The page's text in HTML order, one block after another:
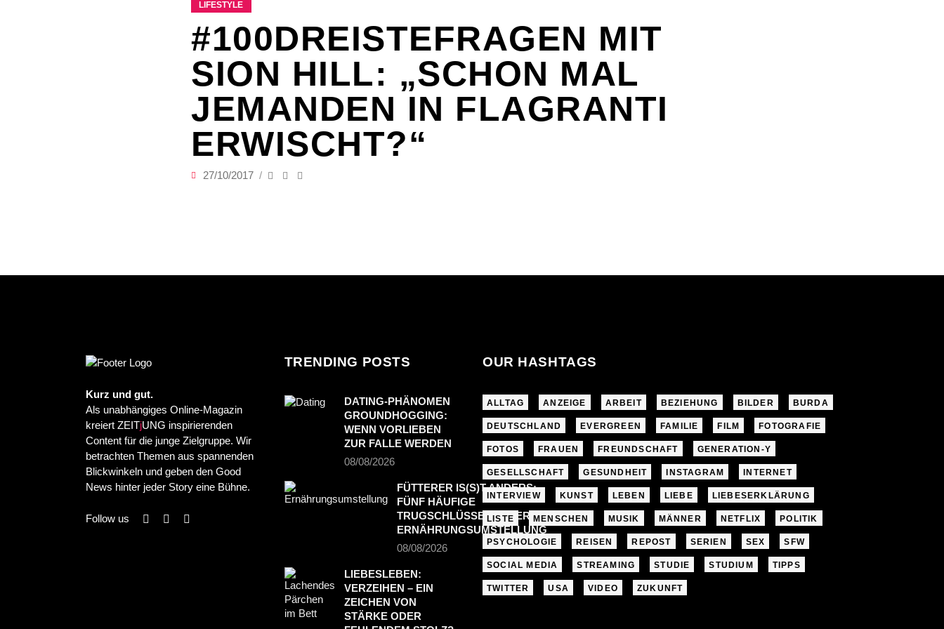
LIFESTYLE
#100DREISTEFRAGEN MIT
SION HILL: „SCHON MAL
JEMANDEN IN FLAGRANTI
ERWISCHT?“
27/10/2017
Kurz und gut.
Als unabhängiges Online-Magazin
kreiert ZEITjUNG inspirierenden
Content für die junge Zielgruppe. Wir
betrachten Themen aus spannenden
Blickwinkeln und geben den Good
News hinter jeder Story eine Bühne.
Follow us
TRENDING POSTS
DATING-PHÄNOMEN
GROUNDHOGGING:
WENN VORLIEBEN
ZUR FALLE WERDEN
08/08/2026
FÜTTERER IS(S)T ANDERS:
FÜNF HÄUFIGE
TRUGSCHLÜSSE BEI DER
ERNÄHRUNGSUMSTELLUNG
08/08/2026
LIEBESLEBEN:
VERZEIHEN – EIN
ZEICHEN VON
STÄRKE ODER
OUR HASHTAGS
ALLTAG ANZEIGE ARBEIT BEZIEHUNG BILDER BURDA
DEUTSCHLAND EVERGREEN FAMILIE FILM FOTOGRAFIE
FOTOS FRAUEN FREUNDSCHAFT GENERATION-Y
GESELLSCHAFT GESUNDHEIT INSTAGRAM INTERNET
INTERVIEW KUNST LEBEN LIEBE LIEBESERKLÄRUNG
LISTE MENSCHEN MUSIK MÄNNER NETFLIX POLITIK
PSYCHOLOGIE REISEN REPOST SERIEN SEX SFW
SOCIAL MEDIA STREAMING STUDIE STUDIUM TIPPS
TWITTER USA VIDEO ZUKUNFT